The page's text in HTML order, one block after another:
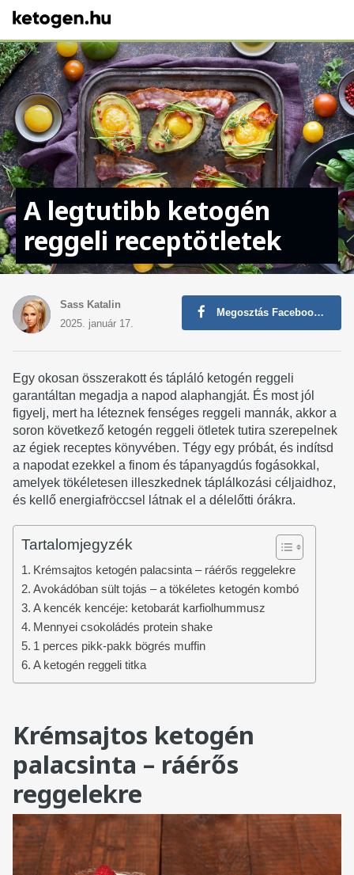
A legtutibb ketogén
reggeli receptötletek
Sass Katalin
2025. január 17.
Megosztás Facebookon
Egy okosan összerakott és tápláló ketogén reggeli
garantáltan megadja a napod alaphangját. És most jól
figyelj, mert ha léteznek fenséges reggeli mannák, akkor a
soron következő ketogén reggeli ötletek tutira szerepelnek
az égiek receptes könyvében. Tégy egy próbát, és indítsd
a napodat ezekkel a finom és tápanyagdús fogásokkal,
amelyek tökéletesen illeszkednek táplálkozási céljaidhoz,
és kellő energiafröccsel látnak el a délelőtti órákra.
Tartalomjegyzék
Krémsajtos ketogén palacsinta – ráérős reggelekre
Avokádóban sült tojás – a tökéletes ketogén kombó
A kencék kencéje: ketobarát karfiolhummusz
Mennyei csokoládés protein shake
1 perces pikk-pakk bögrés muffin
A ketogén reggeli titka
Krémsajtos ketogén
palacsinta – ráérős
reggelekre